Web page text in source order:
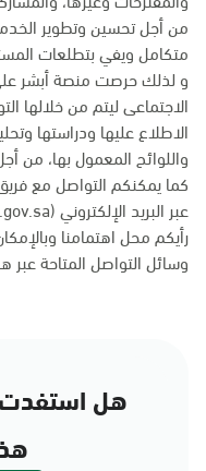
من أجل تحسين وتطوير
متكامل ويفي بتطلعات
و لذلك حرصت منصة أبشر
الاجتماعى ليتم من خلالها
الاطلاع عليها ودراستها
واللوائح المعمول بها، من
كما يمكنكم التواصل مع فريق
عبر البريد الإلكتروني (info@moi.gov.sa)
رأيكم محل اهتمامنا
وسائل التواصل المتاحة عبر
هل